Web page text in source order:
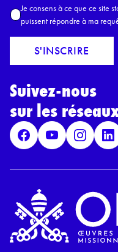
E
m
a
l
A
c
c
R
P
D
*
Je consens à ce que ce site
puissent répondre à ma
S'INSCRIRE
Suivez-nous
sur les